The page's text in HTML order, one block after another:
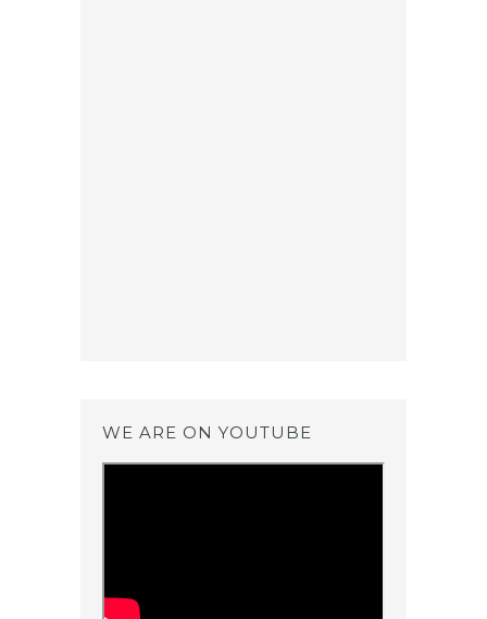
WE ARE ON YOUTUBE